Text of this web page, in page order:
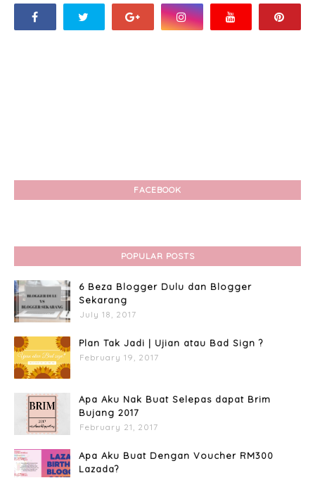
FACEBOOK
POPULAR POSTS
6 Beza Blogger Dulu dan Blogger
Sekarang
July 18, 2017
Plan Tak Jadi | Ujian atau Bad Sign ?
February 19, 2017
Apa Aku Nak Buat Selepas dapat Brim
Bujang 2017
February 21, 2017
Apa Aku Buat Dengan Voucher RM300
Lazada?